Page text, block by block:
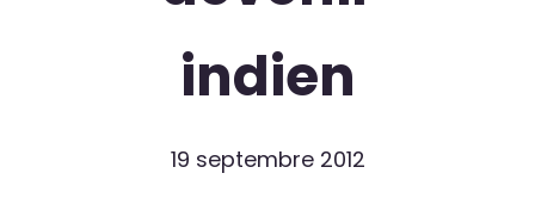
indien
19 septembre 2012